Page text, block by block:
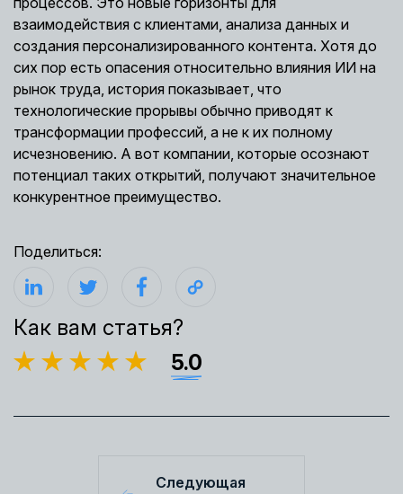
взаимодействия с клиентами, анализа данных и
создания персонализированного контента. Хотя до
сих пор есть опасения относительно влияния ИИ на
рынок труда, история показывает, что
технологические прорывы обычно приводят к
трансформации профессий, а не к их полному
исчезновению. А вот компании, которые осознают
потенциал таких открытий, получают значительное
конкурентное преимущество.
Поделиться:
Как вам статья?
5.0
Следующая